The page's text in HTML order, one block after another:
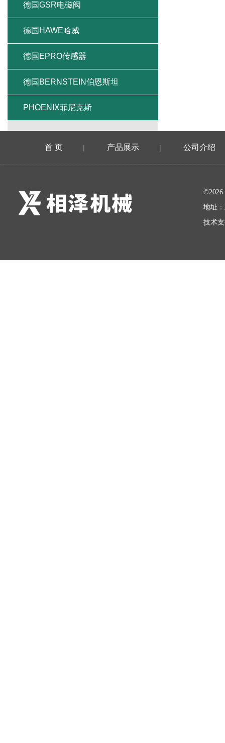
德国GSR电磁阀
德国HAWE哈威
德国EPRO传感器
德国BERNSTEIN伯恩斯坦
PHOENIX菲尼克斯
首 页 | 产品展示 | 公司介绍
地址
技术